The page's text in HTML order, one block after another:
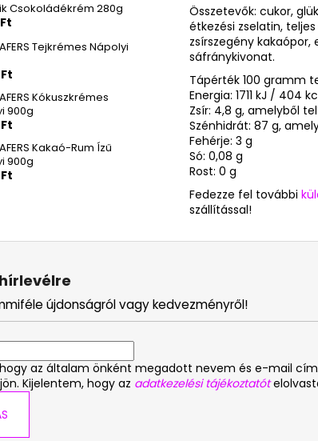
Csokoládékrém 280g
Tejkrémes Nápolyi
Kókuszkrémes
900g
Kakaó-Rum Ízű
900g
Összetevők: cukor,
étkezési zselatin,
zsírszegény kakaópor,
sáfránykivonat.
Tápérték 100 gramm
Energia: 1711 kJ / 404
Zsír: 4,8 g, amelyből
Szénhidrát: 87 g,
Fehérje: 3 g
Só: 0,08 g
Rost: 0 g
Fedezze fel további
szállítással!
újdonságról vagy kedvezményről!
hogy az általam önként megadott nevem és e-mail
Kijelentem, hogy az adatkezelési tájékoztatót